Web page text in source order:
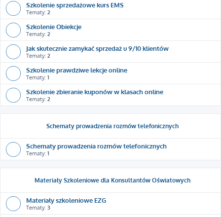
Szkolenie sprzedażowe kurs EMS
Tematy: 2
Szkolenie Obiekcje
Tematy: 2
Jak skutecznie zamykać sprzedaż u 9/10 klientów
Tematy: 2
Szkolenie prawdziwe lekcje online
Tematy: 1
Szkolenie zbieranie kuponów w klasach online
Tematy: 2
Schematy prowadzenia rozmów telefonicznych
Schematy prowadzenia rozmów telefonicznych
Tematy: 1
Materiały Szkoleniowe dla Konsultantów Oświatowych
Materiały szkoleniowe EZG
Tematy: 3